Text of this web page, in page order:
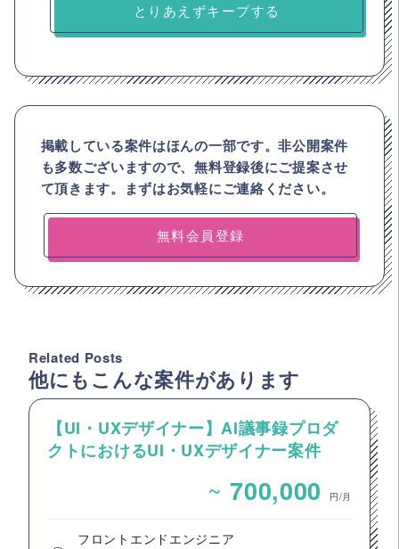
とりあえずキープする
掲載している案件はほんの一部です。非公開案件
も多数ございますので、無料登録後にご提案させ
て頂きます。まずはお気軽にご連絡ください。
無料会員登録
Related Posts
他にもこんな案件があります
【UI・UXデザイナー】AI議事録プロダ
クトにおけるUI・UXデザイナー案件
~ 700,000 円/月
フロントエンドエンジニア